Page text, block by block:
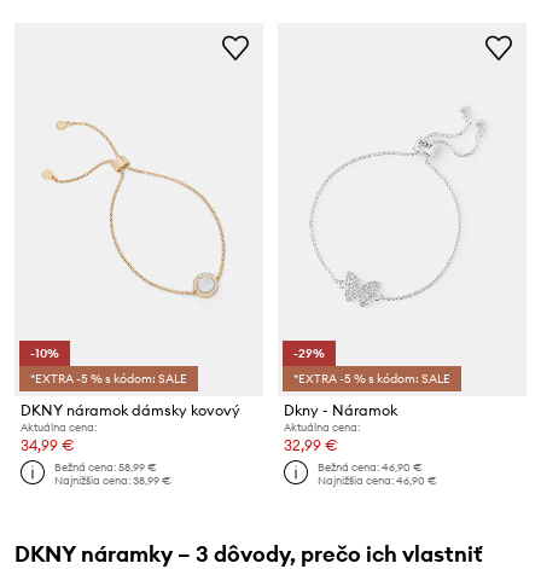
-10%
*EXTRA -5 % s kódom: SALE
DKNY náramok dámsky kovový
Aktuálna cena:
34,99 €
Bežná cena:58,99 €
Najnižšia cena:38,99 €
-29%
*EXTRA -5 % s kódom: SALE
Dkny - Náramok
Aktuálna cena:
32,99 €
Bežná cena:46,90 €
Najnižšia cena:46,90 €
DKNY náramky – 3 dôvody, prečo ich vlastniť